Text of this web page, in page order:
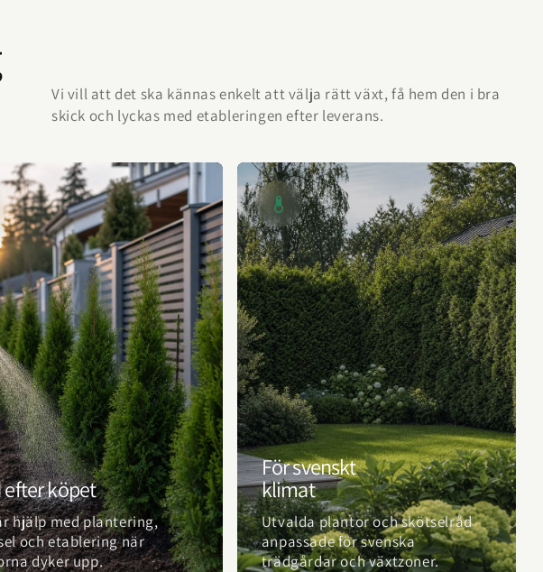
Vi vill att det ska kännas enkelt att välja rätt växt, få hem den i bra
skick och lyckas med etableringen efter leverans.
efter köpet
hjälp med plantering,
och etablering när
dyker upp.
För svenskt
klimat
Utvalda plantor och skötselråd
anpassade för svenska
trädgårdar och växtzoner.